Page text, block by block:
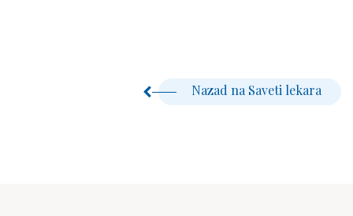
Nazad na Saveti lekara